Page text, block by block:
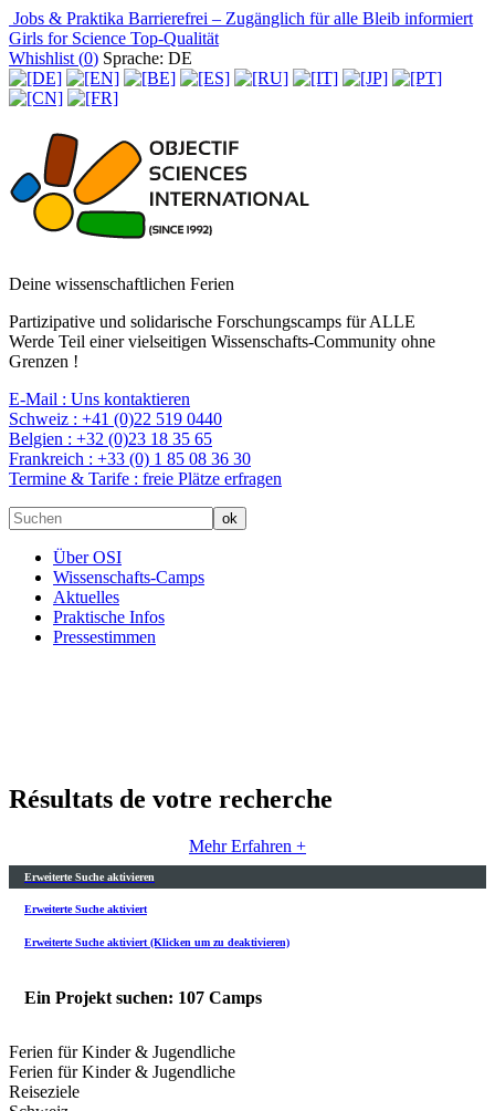
Jobs & Praktika Barrierefrei – Zugänglich für alle Bleib informiert
Girls for Science Top-Qualität
Whishlist (0) Sprache: DE
Deine wissenschaftlichen Ferien
Partizipative und solidarische Forschungscamps für ALLE
Werde Teil einer vielseitigen Wissenschafts-Community ohne
Grenzen !
E-Mail : Uns kontaktieren
Schweiz : +41 (0)22 519 0440
Belgien : +32 (0)23 18 35 65
Frankreich : +33 (0) 1 85 08 36 30
Termine & Tarife : freie Plätze erfragen
Über OSI
Wissenschafts-Camps
Aktuelles
Praktische Infos
Pressestimmen
Résultats de votre recherche
Mehr Erfahren +
Erweiterte Suche aktivieren
Erweiterte Suche aktiviert
Erweiterte Suche aktiviert (Klicken um zu deaktivieren)
Ein Projekt suchen: 107 Camps
Ferien für Kinder & Jugendliche
Ferien für Kinder & Jugendliche
Reiseziele